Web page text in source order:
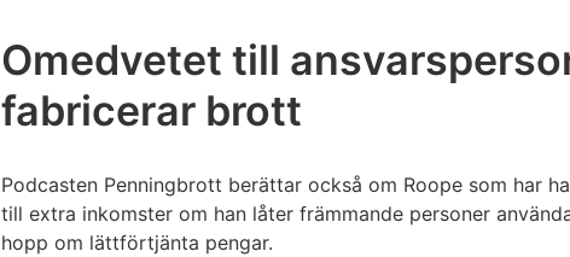
Omedvetet till
fabricerar brott
Podcasten Penningbrott berättar också om Roope som har
till extra inkomster om han låter främmande personer
hopp om lättförtjänta pengar.